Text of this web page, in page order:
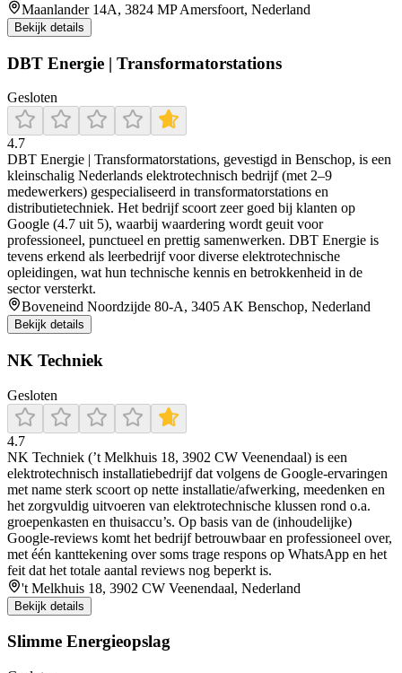
Maanlander 14A, 3824 MP Amersfoort, Nederland
Bekijk details
DBT Energie | Transformatorstations
Gesloten
4.7
DBT Energie | Transformatorstations, gevestigd in Benschop, is een
kleinschalig Nederlands elektrotechnisch bedrijf (met 2–9
medewerkers) gespecialiseerd in transformatorstations en
distributietechniek. Het bedrijf scoort zeer goed bij klanten op
Google (4.7 uit 5), waarbij waardering wordt geuit voor
professioneel, punctueel en prettig samenwerken. DBT Energie is
tevens erkend als leerbedrijf voor diverse elektrotechnische
opleidingen, wat hun technische kennis en betrokkenheid in de
sector versterkt.
Boveneind Noordzijde 80-A, 3405 AK Benschop, Nederland
Bekijk details
NK Techniek
Gesloten
4.7
NK Techniek (’t Melkhuis 18, 3902 CW Veenendaal) is een
elektrotechnisch installatiebedrijf dat volgens de Google-ervaringen
met name sterk scoort op nette installatie/afwerking, meedenken en
het zorgvuldig uitvoeren van elektrotechnische klussen rond o.a.
groepenkasten en thuisaccu’s. Op basis van de (inhoudelijke)
Google-reviews komt het bedrijf betrouwbaar en professioneel over,
met één kanttekening over soms trage respons op WhatsApp en het
feit dat het totale aantal reviews nog beperkt is.
't Melkhuis 18, 3902 CW Veenendaal, Nederland
Bekijk details
Slimme Energieopslag